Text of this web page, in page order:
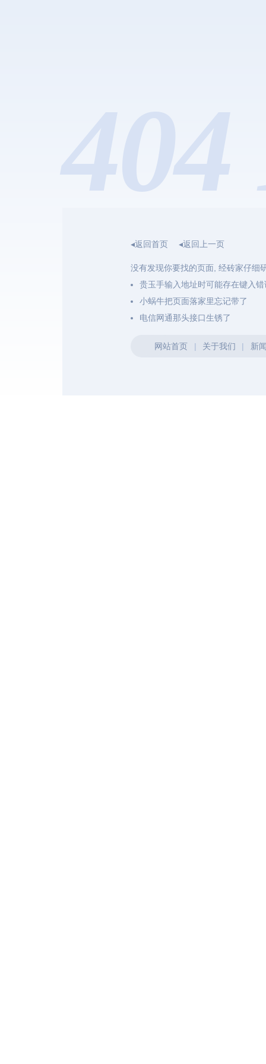
◂返回首页 ◂返回上一页
没有发现你要找的页面, 经砖家仔细
贵玉手输入地址时可能存在键入错
小蜗牛把页面落家里忘记带了
电信网通那头接口生锈了
网站首页 | 关于我们 | 新